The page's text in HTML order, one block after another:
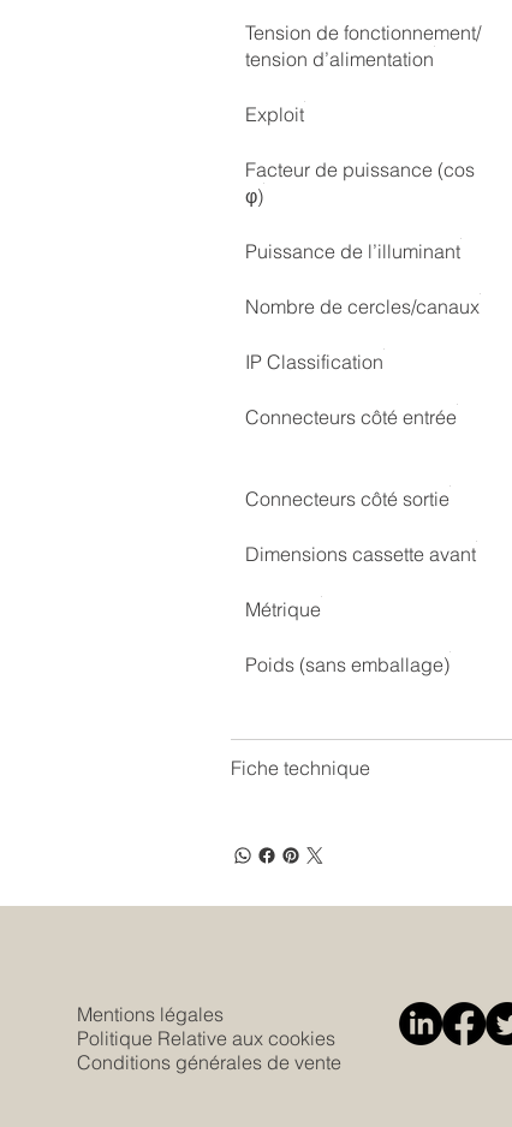
Tension de fonctionnement/
tension d’alimentation
Exploit
Facteur de puissance (cos
φ)
Puissance de l’illuminant
Nombre de cercles/canaux
IP Classification
Connecteurs côté entrée
Connecteurs côté sortie
Dimensions cassette avant
Métrique
Poids (sans emballage)
Fiche technique
Mentions légales
Politique Relative aux cookies
Conditions générales de vente